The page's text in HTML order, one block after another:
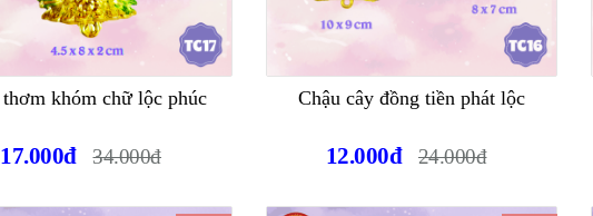
khóm chữ lộc phúc
17.000đ 34.000đ
Chậu cây đồng tiền phát lộc
12.000đ 24.000đ